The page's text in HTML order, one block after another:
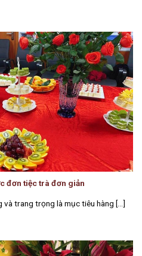
đơn tiệc trà đơn giản
trang trọng là mục tiêu hàng [...]